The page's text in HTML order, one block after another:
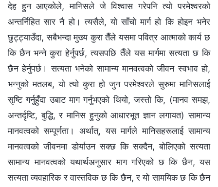
देह हुन आएकोले, मानिसले जे विश्‍वास गरेपनि त्यो परमेश्‍वरको
अन्तर्निहित सार नै हो। त्यसैले, यो साँचो मार्ग हो कि होइन भनेर
छुट्ट्याउँदा, सबैभन्दा मुख्य कुरा तैँले यसमा पवित्र आत्माको कार्य छ
कि छैन भन्‍ने कुरा हेर्नुपर्छ, त्यसपछि तैँले यस मार्गमा सत्यता छ कि
छैन हेर्नुपर्छ। सत्यता भनेको सामान्य मानवत्वको जीवन स्वभाव हो,
भन्नुको मतलब, यो त्यो कुरा हो जुन परमेश्‍वरले सुरुमा मानिसलाई
सृष्टि गर्नुहुँदा उबाट माग गर्नुभएको थियो, जस्तो कि, (मानव समझ,
अन्तर्दृष्टि, बुद्धि, र मानिस हुनुको आधारभूत ज्ञान लगायत) सामान्य
मानवत्वको सम्पूर्णता। अर्थात्‌, यस मार्गले मानिसहरूलाई सामान्य
मानवत्वको जीवनमा डोर्याउन सक्छ कि सक्दैन, बोलिएको सत्यता
सामान्य मानवत्वको यथार्थअनुसार माग गरिएको छ कि छैन, यस
सत्यता व्यवहारिक र वास्तविक छ कि छैन, र यो सामयिक छ कि छैन